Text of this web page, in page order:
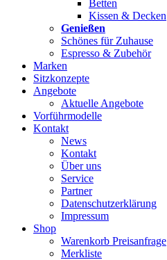
Betten
Kissen & Decken
Genießen
Schönes für Zuhause
Espresso & Zubehör
Marken
Sitzkonzepte
Angebote
Aktuelle Angebote
Vorführmodelle
Kontakt
News
Kontakt
Über uns
Service
Partner
Datenschutzerklärung
Impressum
Shop
Warenkorb Preisanfrage
Merkliste